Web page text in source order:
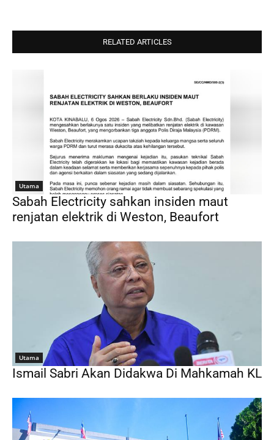
RELATED ARTICLES
Utama
Sabah Electricity sahkan insiden maut
renjatan elektrik di Weston, Beaufort
Utama
Ismail Sabri Akan Didakwa Di Mahkamah KL